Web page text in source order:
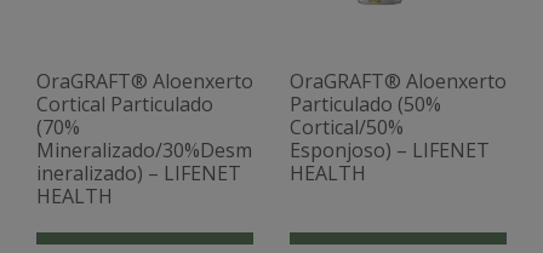
OraGRAFT® Aloenxerto
Cortical Particulado
(70%
Mineralizado/30%Desm
ineralizado) – LIFENET
HEALTH
OraGRAFT® Aloenxerto
Particulado (50%
Cortical/50%
Esponjoso) – LIFENET
HEALTH